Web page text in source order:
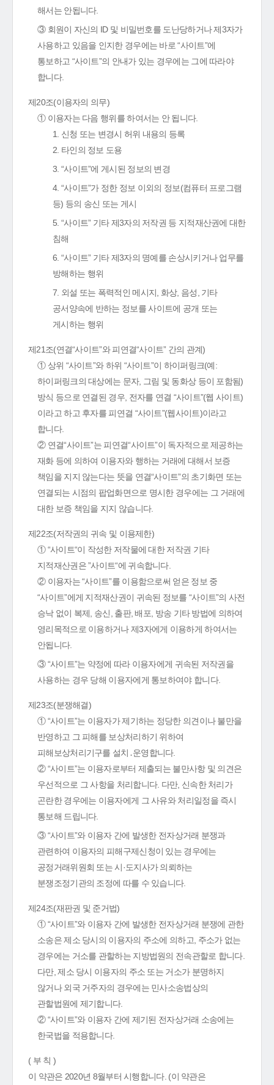
해서는 안됩니다.
③ 회원이 자신의 ID 및 비밀번호를 도난당하거나 제3자가
사용하고 있음을 인지한 경우에는 바로 “사이트”에
통보하고 “사이트”의 안내가 있는 경우에는 그에 따라야
합니다.
제20조(이용자의 의무)
① 이용자는 다음 행위를 하여서는 안 됩니다.
1. 신청 또는 변경시 허위 내용의 등록
2. 타인의 정보 도용
3. “사이트”에 게시된 정보의 변경
4. “사이트”가 정한 정보 이외의 정보(컴퓨터 프로그램
등) 등의 송신 또는 게시
5. “사이트” 기타 제3자의 저작권 등 지적재산권에 대한
침해
6. “사이트” 기타 제3자의 명예를 손상시키거나 업무를
방해하는 행위
7. 외설 또는 폭력적인 메시지, 화상, 음성, 기타
공서양속에 반하는 정보를 사이트에 공개 또는
게시하는 행위
제21조(연결“사이트”와 피연결“사이트” 간의 관계)
① 상위 “사이트”와 하위 “사이트”이 하이퍼링크(예:
하이퍼링크의 대상에는 문자, 그림 및 동화상 등이 포함됨)
방식 등으로 연결된 경우, 전자를 연결 “사이트”(웹 사이트)
이라고 하고 후자를 피연결 “사이트”(웹사이트)이라고
합니다.
② 연결“사이트”는 피연결“사이트”이 독자적으로 제공하는
재화 등에 의하여 이용자와 행하는 거래에 대해서 보증
책임을 지지 않는다는 뜻을 연결“사이트”의 초기화면 또는
연결되는 시점의 팝업화면으로 명시한 경우에는 그 거래에
대한 보증 책임을 지지 않습니다.
제22조(저작권의 귀속 및 이용제한)
① “사이트“이 작성한 저작물에 대한 저작권 기타
지적재산권은 ”사이트“에 귀속합니다.
② 이용자는 “사이트”를 이용함으로써 얻은 정보 중
“사이트”에게 지적재산권이 귀속된 정보를 “사이트”의 사전
승낙 없이 복제, 송신, 출판, 배포, 방송 기타 방법에 의하여
영리목적으로 이용하거나 제3자에게 이용하게 하여서는
안됩니다.
③ “사이트”는 약정에 따라 이용자에게 귀속된 저작권을
사용하는 경우 당해 이용자에게 통보하여야 합니다.
제23조(분쟁해결)
① “사이트”는 이용자가 제기하는 정당한 의견이나 불만을
반영하고 그 피해를 보상처리하기 위하여
피해보상처리기구를 설치․운영합니다.
② “사이트”는 이용자로부터 제출되는 불만사항 및 의견은
우선적으로 그 사항을 처리합니다. 다만, 신속한 처리가
곤란한 경우에는 이용자에게 그 사유와 처리일정을 즉시
통보해 드립니다.
③ “사이트”와 이용자 간에 발생한 전자상거래 분쟁과
관련하여 이용자의 피해구제신청이 있는 경우에는
공정거래위원회 또는 시·도지사가 의뢰하는
분쟁조정기관의 조정에 따를 수 있습니다.
제24조(재판권 및 준거법)
① “사이트”와 이용자 간에 발생한 전자상거래 분쟁에 관한
소송은 제소 당시의 이용자의 주소에 의하고, 주소가 없는
경우에는 거소를 관할하는 지방법원의 전속관할로 합니다.
다만, 제소 당시 이용자의 주소 또는 거소가 분명하지
않거나 외국 거주자의 경우에는 민사소송법상의
관할법원에 제기합니다.
② “사이트”와 이용자 간에 제기된 전자상거래 소송에는
한국법을 적용합니다.
( 부 칙 )
이 약관은 2020년 8월부터 시행합니다. (이 약관은